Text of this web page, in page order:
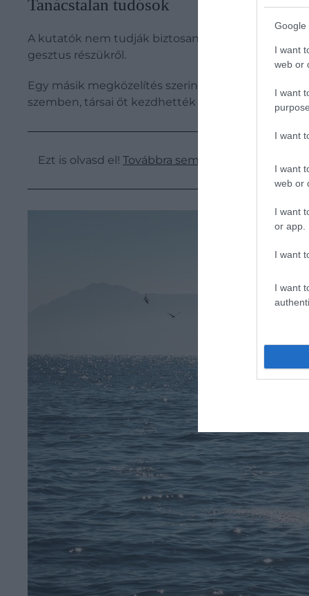
Google
I want
web or
I want
I want
I want
web or
I want
or app.
I want
I want
Tanácstalan tudósok
A kutatók nem tudják biztosan, hogy a bálnák
gesztus részükről.
Egy másik megközelítés szerint azonban az
szemben, társai őt kezdhették el utánozni.
Ezt is olvasd el! Továbbra sem értik a tudósok,